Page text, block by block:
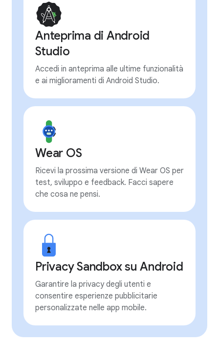
Anteprima di Android
Studio
Accedi in anteprima alle ultime funzionalità
e ai miglioramenti di Android Studio.
Wear OS
Ricevi la prossima versione di Wear OS per
test, sviluppo e feedback. Facci sapere
che cosa ne pensi.
Privacy Sandbox su Android
Garantire la privacy degli utenti e
consentire esperienze pubblicitarie
personalizzate nelle app mobile.